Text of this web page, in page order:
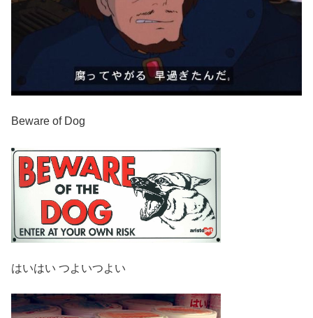
Beware of Dog
はいはい つよいつよい